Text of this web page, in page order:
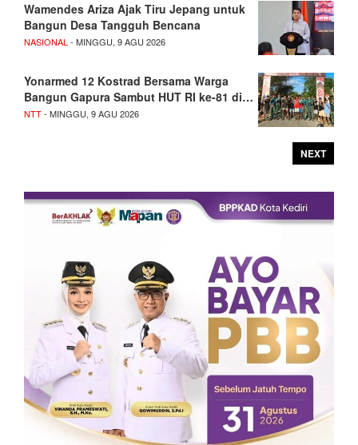
Wamendes Ariza Ajak Tiru Jepang untuk
Bangun Desa Tangguh Bencana
NASIONAL- MINGGU, 9 AGU 2026
Yonarmed 12 Kostrad Bersama Warga
Bangun Gapura Sambut HUT RI ke-81 di…
NTT- MINGGU, 9 AGU 2026
NEXT